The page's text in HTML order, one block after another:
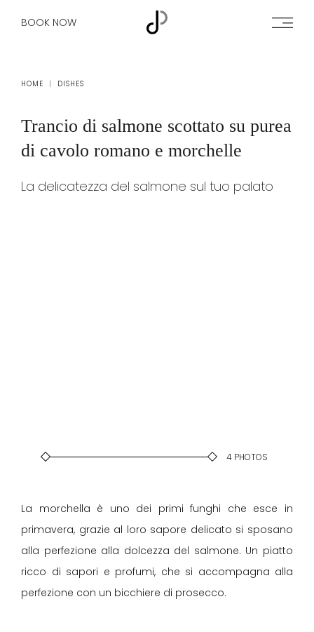
BOOK NOW
HOME DISHES
Trancio di salmone scottato su purea
di cavolo romano e morchelle
La delicatezza del salmone sul tuo palato
4 PHOTOS
La morchella è uno dei primi funghi che esce in
primavera, grazie al loro sapore delicato si sposano
alla perfezione alla dolcezza del salmone. Un piatto
ricco di sapori e profumi, che si accompagna alla
perfezione con un bicchiere di prosecco.